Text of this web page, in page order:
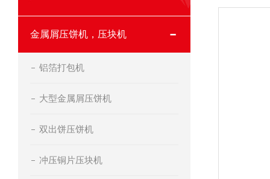
金属屑压饼机，压块机
铝箔打包机
大型金属屑压饼机
双出饼压饼机
冲压铜片压块机